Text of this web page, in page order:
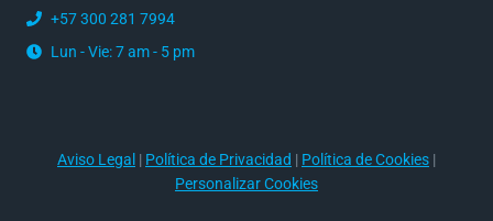
+57 300 281 7994
Lun - Vie: 7 am - 5 pm
Aviso Legal | Política de Privacidad | Política de Cookies |
Personalizar Cookies